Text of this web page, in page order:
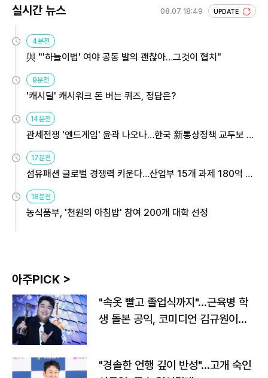
실시간 뉴스 08.07 18:49 UPDATE
4분전
與 "'하늘이법' 여야 공동 발의 괜찮아…그것이 협치"
9분전
'캐시딜' 캐시워크 돈 버는 퀴즈, 정답은?
14분전
관세전쟁 '엔드게임' 윤곽 나오나…한국 新통상정책 교두보 활
용해야
17분전
섬유패션 글로벌 경쟁력 키운다…산업부 15개 과제 180억 지
원
18분전
농식품부, '천원의 아침밥' 참여 200개 대학 선정
아주PICK >
"속옷 빨고 졸업식까지"…근육병 학
생 돌본 공익, 코미디언 김규원이었
"경솔한 언행 깊이 반성"…고개 숙인